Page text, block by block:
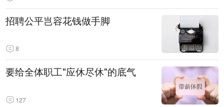
招聘公平岂容花钱做手脚
8
要给全体职工"应休尽休"的底气
127